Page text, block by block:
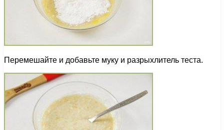
Перемешайте и добавьте муку и разрыхлитель теста.